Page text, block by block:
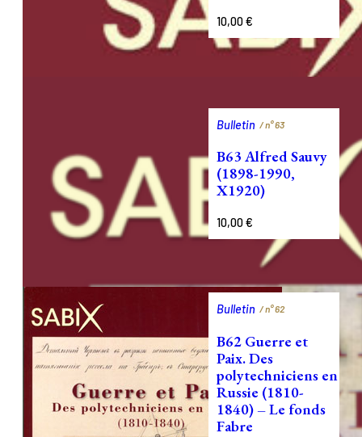
10,00€
Bulletin / n°63
B63 Alfred Sauvy
(1898-1990,
X1920)
10,00€
Bulletin / n°62
B62 Guerre et
Paix. Des
polytechniciens en
Russie (1810-
1840) – Le fonds
Fabre